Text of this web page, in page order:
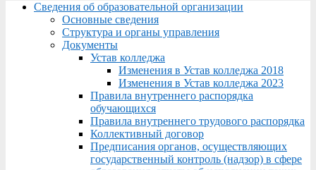
Menu
Сведения об образовательной организации
Основные сведения
Структура и органы управления
Документы
Устав колледжа
Изменения в Устав колледжа 2018
Изменения в Устав колледжа 2023
Правила внутреннего распорядка
обучающихся
Правила внутреннего трудового распорядка
Коллективный договор
Предписания органов, осуществляющих
государственный контроль (надзор) в сфере